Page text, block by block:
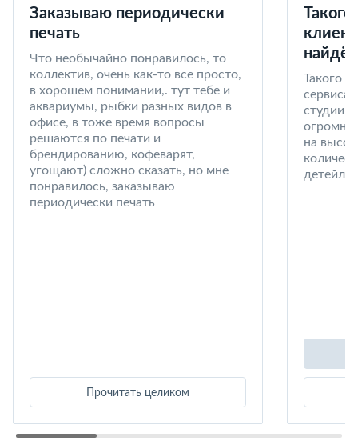
Заказываю периодически
печать
Что необычайно понравилось, то
коллектив, очень как-то все просто,
в хорошем понимании,. тут тебе и
аквариумы, рыбки разных видов в
офисе, в тоже время вопросы
решаются по печати и
брендированию, кофеварят,
угощают) сложно сказать, но мне
понравилось, заказываю
периодически печать
Прочитать целиком
Такого
Такого
сервиса
студии
на